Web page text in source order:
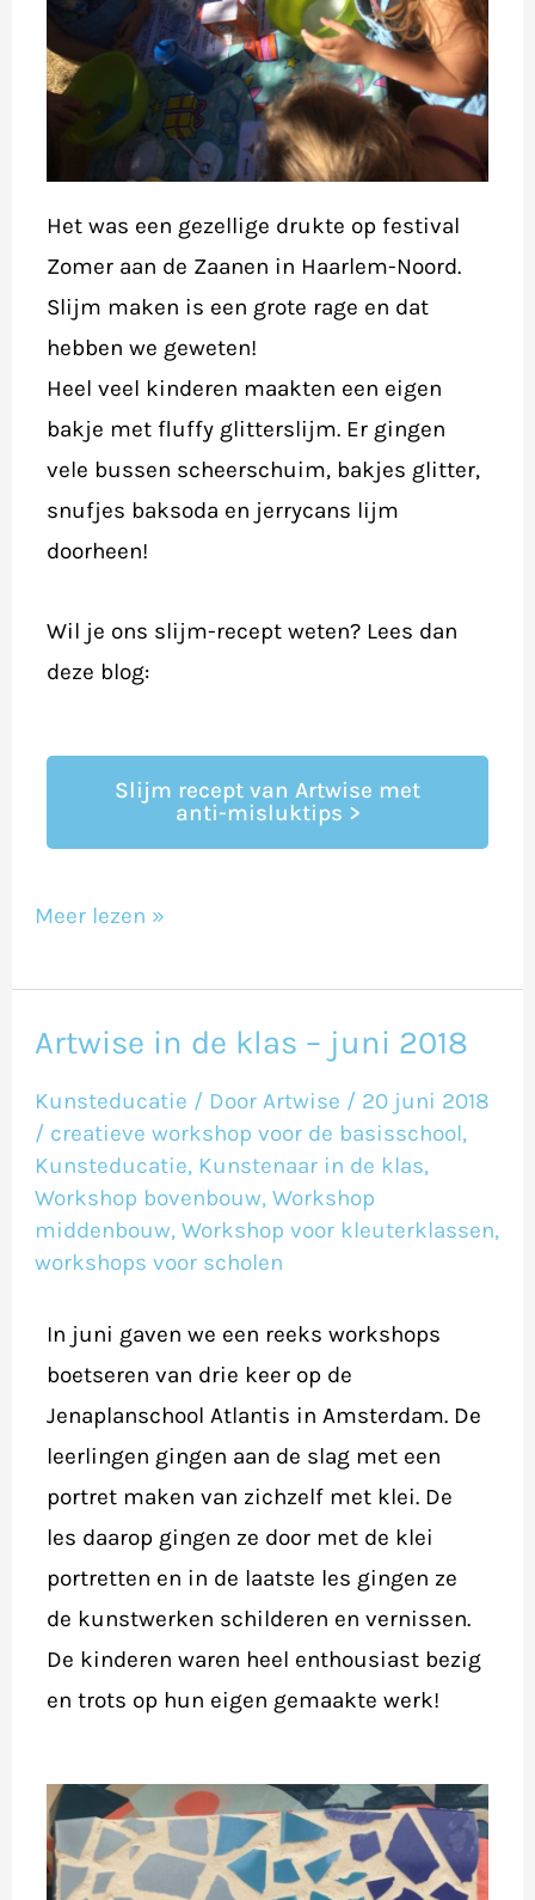
Het was een gezellige drukte op festival
Zomer aan de Zaanen in Haarlem-Noord.
Slijm maken is een grote rage en dat
hebben we geweten!
Heel veel kinderen maakten een eigen
bakje met fluffy glitterslijm. Er gingen
vele bussen scheerschuim, bakjes glitter,
snufjes baksoda en jerrycans lijm
doorheen!
Wil je ons slijm-recept weten? Lees dan
deze blog:
Slijm recept van Artwise met
anti-misluktips >
Meer lezen »
Artwise in de klas – juni 2018
Kunsteducatie / DoorArtwise / 20 juni 2018
/ creatieve workshop voor de basisschool,
Kunsteducatie, Kunstenaar in de klas,
Workshop bovenbouw,Workshop
middenbouw,Workshop voor kleuterklassen,
workshops voor scholen
In juni gaven we een reeks workshops
boetseren van drie keer op de
Jenaplanschool Atlantis in Amsterdam. De
leerlingen gingen aan de slag met een
portret maken van zichzelf met klei. De
les daarop gingen ze door met de klei
portretten en in de laatste les gingen ze
de kunstwerken schilderen en vernissen.
De kinderen waren heel enthousiast bezig
en trots op hun eigen gemaakte werk!
Artwise
de
klas
–
juni